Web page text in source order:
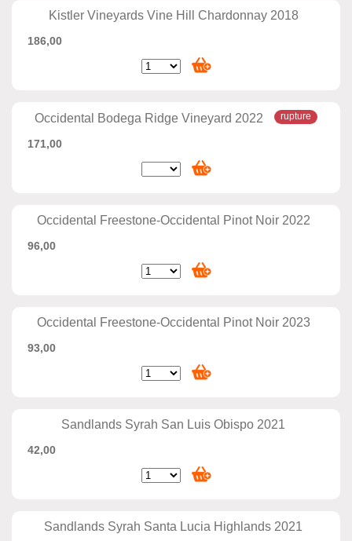
Kistler Vineyards Vine Hill Chardonnay 2018
186,00
Occidental Bodega Ridge Vineyard 2022
171,00
Occidental Freestone-Occidental Pinot Noir 2022
96,00
Occidental Freestone-Occidental Pinot Noir 2023
93,00
Sandlands Syrah San Luis Obispo 2021
42,00
Sandlands Syrah Santa Lucia Highlands 2021